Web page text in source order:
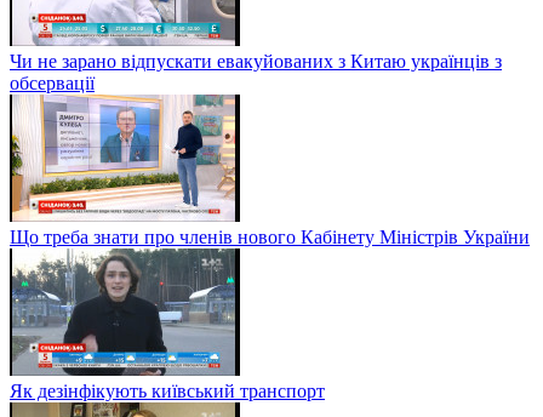
Чи не зарано відпускати евакуйованих з Китаю українців з
обсервації
Що треба знати про членів нового Кабінету Міністрів України
Як дезінфікують київський транспорт